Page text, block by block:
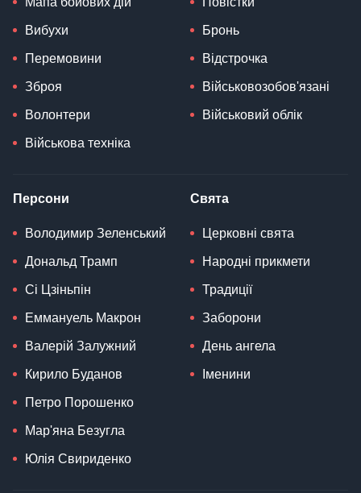
Вибухи
Перемовини
Зброя
Волонтери
Військова техніка
Бронь
Відстрочка
Військовозобов'язані
Військовий облік
Персони
Володимир Зеленський
Дональд Трамп
Сі Цзіньпін
Еммануель Макрон
Валерій Залужний
Кирило Буданов
Петро Порошенко
Мар'яна Безугла
Юлія Свириденко
Свята
Церковні свята
Народні прикмети
Традиції
Заборони
День ангела
Іменини